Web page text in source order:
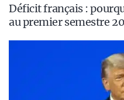
Déficit français :
au premier semestre